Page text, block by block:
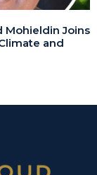
Mohieldin Joins
and